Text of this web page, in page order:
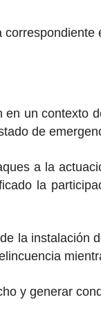
un contexto
de
a la
la
la
y generar